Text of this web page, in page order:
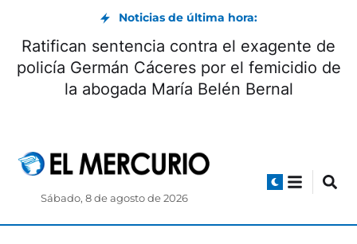
Noticias de última hora:
Ratifican sentencia contra el exagente de
policía Germán Cáceres por el femicidio de
la abogada María Belén Bernal
Sábado, 8 de agosto de 2026